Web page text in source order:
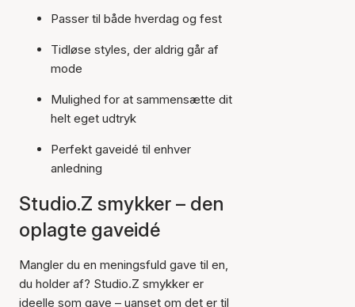
Passer til både hverdag og fest
Tidløse styles, der aldrig går af
mode
Mulighed for at sammensætte dit
helt eget udtryk
Perfekt gaveidé til enhver
anledning
Studio.Z smykker – den
oplagte gaveidé
Mangler du en meningsfuld gave til en,
du holder af? Studio.Z smykker er
ideelle som gave – uanset om det er til